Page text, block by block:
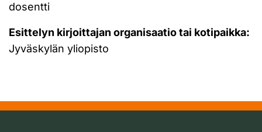
dosentti
Esittelyn kirjoittajan organisaatio tai kotipaikka:
Jyväskylän yliopisto